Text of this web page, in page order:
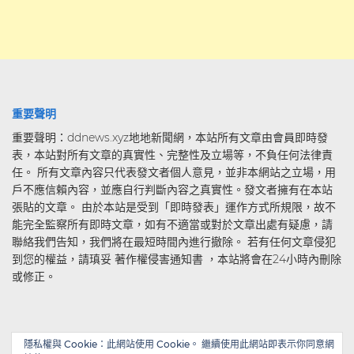
重要聲明
重要聲明：ddnews.xyz地地新聞網，本站所有文章由會員即時發
表，本站對所有文章的真實性、完整性及立場等，不負任何法律責
任。 所有文章內容只代表發文者個人意見，並非本網站之立場，用
戶不應信賴內容，並應自行判斷內容之真實性。發文者擁有在本站
張貼的文章。 由於本站是受到「即時發表」運作方式所規限，故不
能完全監察所有即時文章，如有不適當或對於文章出處有疑慮，請
聯絡我們告知，我們將在最短時間內進行撤除。 若有任何文章侵犯
到您的權益，請瑱妥 著作權侵害通知書 ，本站將會在24小時內刪除
或修正。
隱私權與 Cookie：此網站使用 Cookie。 繼續使用此網站即表示你同意網